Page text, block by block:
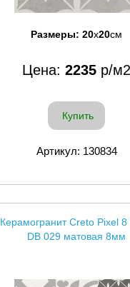
Размеры: 20x20см
Цена: 2235 р/м2
Купить
Артикул: 130834
Керамогранит Creto Pixel 8
DB 029 матовая 8мм